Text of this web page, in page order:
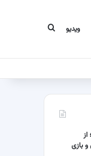
ویدیو جستجو برای
از
بازی